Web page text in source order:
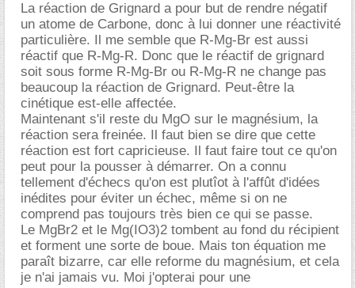
La réaction de Grignard a pour but de rendre négatif
un atome de Carbone, donc à lui donner une réactivité
particulière. Il me semble que R-Mg-Br est aussi
réactif que R-Mg-R. Donc que le réactif de grignard
soit sous forme R-Mg-Br ou R-Mg-R ne change pas
beaucoup la réaction de Grignard. Peut-être la
cinétique est-elle affectée.
Maintenant s'il reste du MgO sur le magnésium, la
réaction sera freinée. Il faut bien se dire que cette
réaction est fort capricieuse. Il faut faire tout ce qu'on
peut pour la pousser à démarrer. On a connu
tellement d'échecs qu'on est plutîot à l'affût d'idées
inédites pour éviter un échec, même si on ne
comprend pas toujours très bien ce qui se passe.
Le MgBr2 et le Mg(IO3)2 tombent au fond du récipient
et forment une sorte de boue. Mais ton équation me
paraît bizarre, car elle reforme du magnésium, et cela
je n'ai jamais vu. Moi j'opterai pour une